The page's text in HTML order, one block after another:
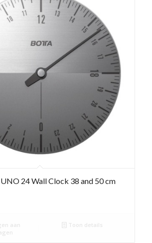
24 Wall Clock 38 and 50 cm
aan
Toon details